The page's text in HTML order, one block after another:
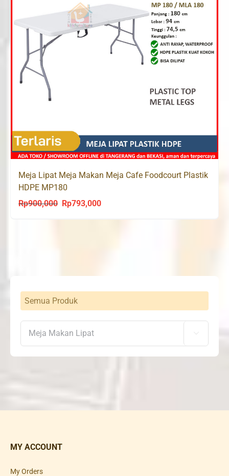
Meja Lipat Meja Makan Meja Cafe Foodcourt Plastik
HDPE MP180
Rp900,000
Original
Rp793,000Current
Semua Produk

MY ACCOUNT
My Orders